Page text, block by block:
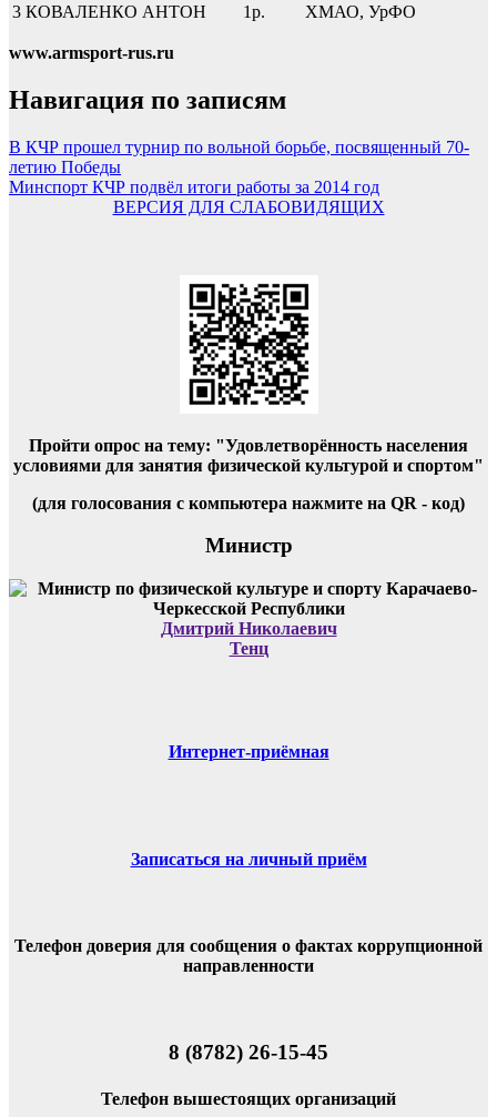
3 КОВАЛЕНКО АНТОН 1р. ХМАО, УрФО
www.armsport-rus.ru
Навигация по записям
В КЧР прошел турнир по вольной борьбе, посвященный 70-
летию Победы
Минспорт КЧР подвёл итоги работы за 2014 год
ВЕРСИЯ ДЛЯ СЛАБОВИДЯЩИХ
Пройти опрос на тему: "Удовлетворённость населения
условиями для занятия физической культурой и спортом"
(для голосования с компьютера нажмите на QR - код)
Министр
Дмитрий Николаевич
Тенц
Интернет-приёмная
Записаться на личный приём
Телефон доверия для сообщения о фактах коррупционной
направленности
8 (8782) 26-15-45
Телефон вышестоящих организаций